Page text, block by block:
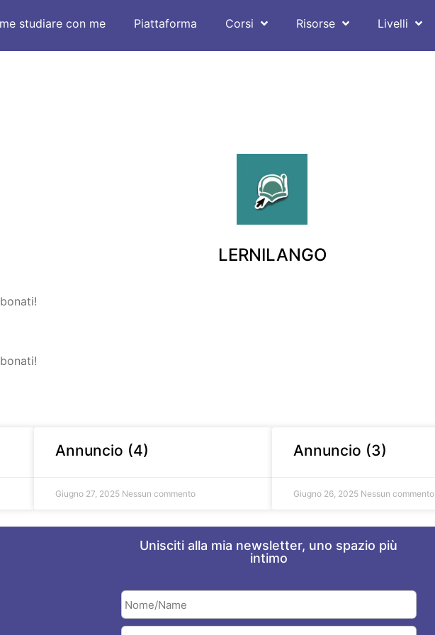
studiare con me Piattaforma Corsi Risorse Livelli
LERNILANGO
Annuncio (4)
Giugno 27, 2025 Nessun commento
Annuncio (3)
Giugno 26, 2025 Nessun commento
Unisciti alla mia newsletter, uno spazio più
intimo